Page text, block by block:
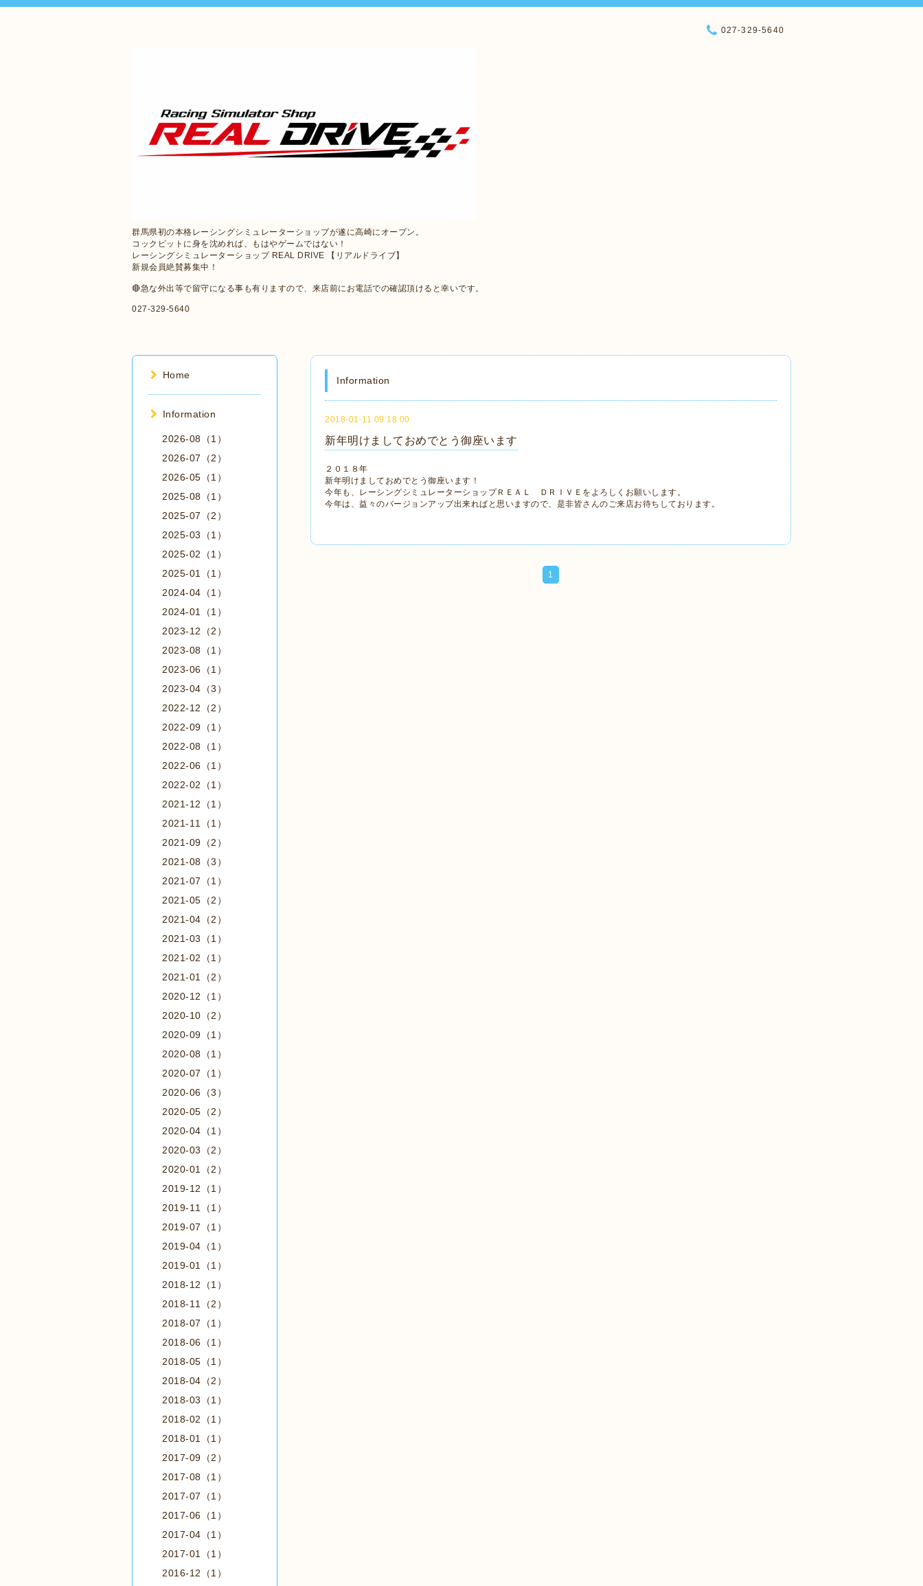
群馬県初の本格レーシングシミュレーターショップが遂に高崎にオープン。
コックピットに身を沈めれば、もはやゲームではない！
レーシングシミュレーターショップ REAL DRIVE 【リアルドライブ】
新規会員絶賛募集中！
🔴急な外出等で留守になる事も有りますので、来店前にお電話での確認頂けると幸いです。
027-329-5640
027-329-5640
Information
2018-01-11 09:18:00
新年明けましておめでとう御座います
２０１８年
新年明けましておめでとう御座います！
今年も、レーシングシミュレーターショップＲＥＡＬ ＤＲＩＶＥをよろしくお願いします。
今年は、益々のバージョンアップ出来ればと思いますので、是非皆さんのご来店お待ちしております。
1
Home
Information
2026-08（1）
2026-07（2）
2026-05（1）
2025-08（1）
2025-07（2）
2025-03（1）
2025-02（1）
2025-01（1）
2024-04（1）
2024-01（1）
2023-12（2）
2023-08（1）
2023-06（1）
2023-04（3）
2022-12（2）
2022-09（1）
2022-08（1）
2022-06（1）
2022-02（1）
2021-12（1）
2021-11（1）
2021-09（2）
2021-08（3）
2021-07（1）
2021-05（2）
2021-04（2）
2021-03（1）
2021-02（1）
2021-01（2）
2020-12（1）
2020-10（2）
2020-09（1）
2020-08（1）
2020-07（1）
2020-06（3）
2020-05（2）
2020-04（1）
2020-03（2）
2020-01（2）
2019-12（1）
2019-11（1）
2019-07（1）
2019-04（1）
2019-01（1）
2018-12（1）
2018-11（2）
2018-07（1）
2018-06（1）
2018-05（1）
2018-04（2）
2018-03（1）
2018-02（1）
2018-01（1）
2017-09（2）
2017-08（1）
2017-07（1）
2017-06（1）
2017-04（1）
2017-01（1）
2016-12（1）